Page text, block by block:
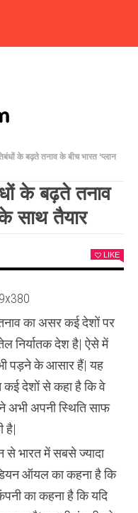
के बढ़ते तनाव के बीच भारत ‘प्लान
के बढ़ते तनाव
साथ तैयार
LIKE
का असर कई देशों पर
निर्यातक देश है| ऐसे में
पड़ने के आसार हैं| यह
कई देशों से कहा है कि वे
अपनी स्थिति साफ
है|
से भारत में सबसे ज्यादा
ऑयल का कहना है कि
का कहना है कि यदि